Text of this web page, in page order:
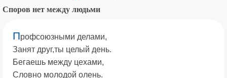
Споров нет между людьми
Профсоюзными делами,
Занят друг,ты целый день.
Бегаешь между цехами,
Словно молодой олень.